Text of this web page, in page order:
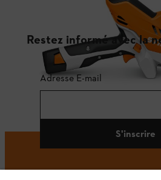
Restez informé avec la
Adresse E-mail
S'inscrire